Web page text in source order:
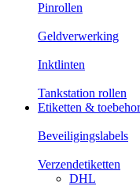
Pinrollen
Geldverwerking
Inktlinten
Tankstation rollen
Etiketten &
Beveiligingslabels
Verzendetiketten
DHL